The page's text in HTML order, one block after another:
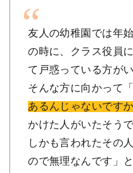
友人の幼稚園では年
の時に、クラス役員
て戸惑っている方がい
そんな方に向かって「
あるんじゃないですか
かけた人がいたそうで
しかも言われたその
ので無理なんです」